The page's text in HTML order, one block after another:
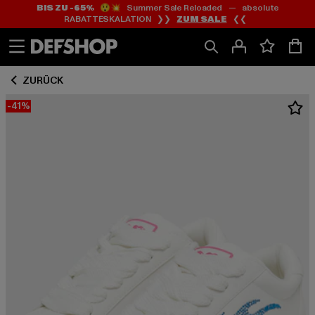
Zum
Inhalt
springen
Zum
Fußzeile
springen
BIS ZU -65%😲💥 Summer Sale Reloaded — absolute
RABATTESKALATION ❯❯ ZUM SALE ❮❮
ZURÜCK
-41%